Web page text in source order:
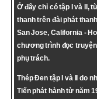
Ở đây chỉ có tập I và II,
thanh trên đài phát
San Jose, California -
chương trình đọc truyện
phụ trách.
Thép Đen tập I và II do
Tiến phát hành từ năm